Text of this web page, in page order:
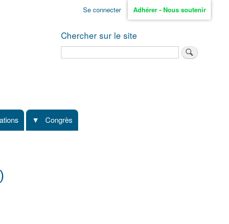
Se connecter Adhérer - Nous soutenir
Chercher sur le site
Congrès